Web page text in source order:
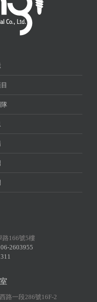
路166號5樓
2603955
路一段286號16F-2